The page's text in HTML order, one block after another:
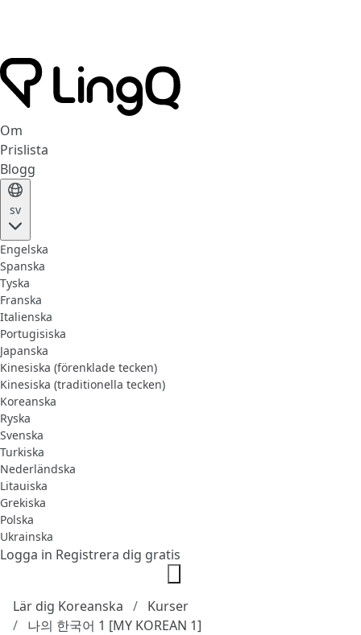
Om
Prislista
Blogg
sv
Engelska
Spanska
Tyska
Franska
Italienska
Portugisiska
Japanska
Kinesiska (förenklade tecken)
Kinesiska (traditionella tecken)
Koreanska
Ryska
Svenska
Turkiska
Nederländska
Litauiska
Grekiska
Polska
Ukrainska
Logga in Registrera dig gratis
Lär dig Koreanska
Kurser
나의 한국어 1 [MY KOREAN 1]